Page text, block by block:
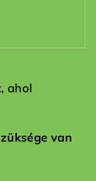
ahol
van